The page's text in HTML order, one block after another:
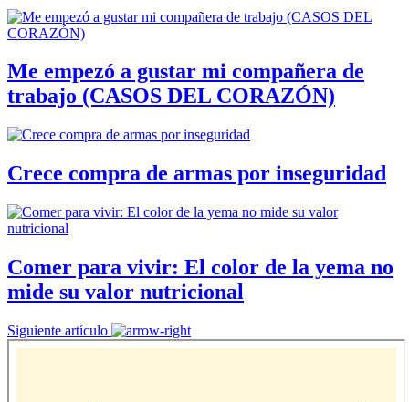
Me empezó a gustar mi compañera de
trabajo (CASOS DEL CORAZÓN)
Crece compra de armas por inseguridad
Comer para vivir: El color de la yema no
mide su valor nutricional
Siguiente artículo